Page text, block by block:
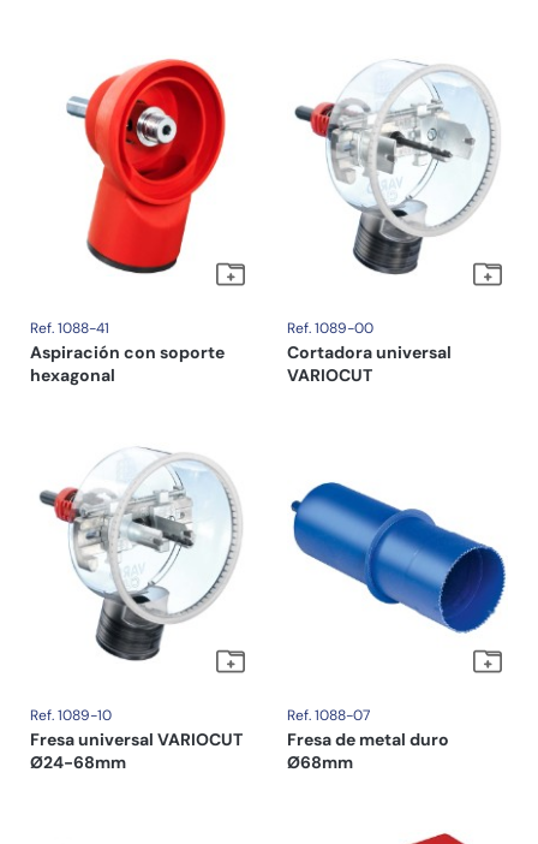
Ref. 1088-41
Aspiración con soporte
hexagonal
Ref. 1089-00
Cortadora universal
VARIOCUT
Ref. 1089-10
Fresa universal VARIOCUT
Ø24-68mm
Ref. 1088-07
Fresa de metal duro
Ø68mm